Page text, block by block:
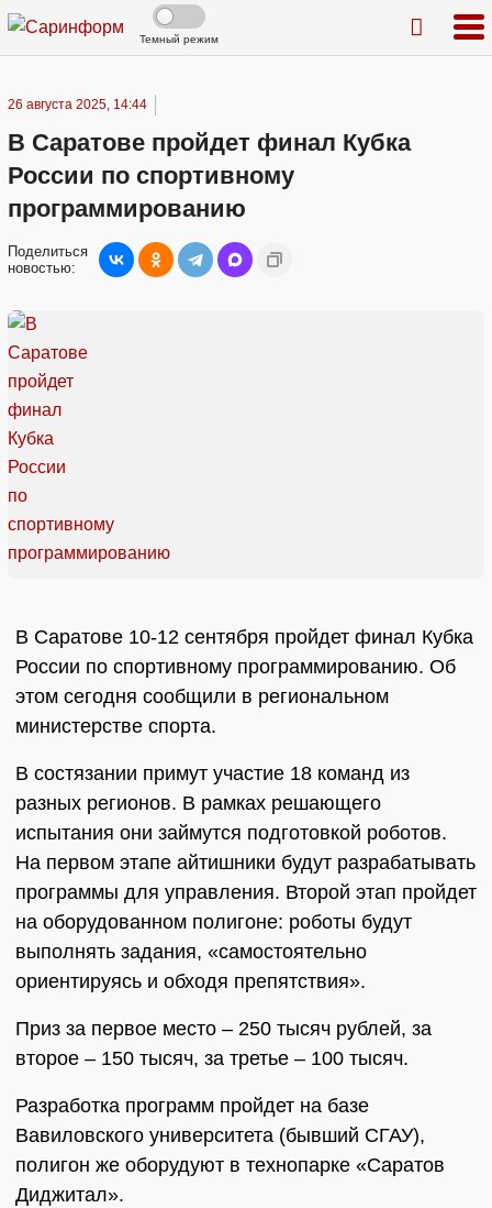
Темный режим
26 августа 2025, 14:44
В Саратове пройдет финал Кубка
России по спортивному
программированию
Поделиться
новостью:
В Саратове 10-12 сентября пройдет финал Кубка
России по спортивному программированию. Об
этом сегодня сообщили в региональном
министерстве спорта.
В состязании примут участие 18 команд из
разных регионов. В рамках решающего
испытания они займутся подготовкой роботов.
На первом этапе айтишники будут разрабатывать
программы для управления. Второй этап пройдет
на оборудованном полигоне: роботы будут
выполнять задания, «самостоятельно
ориентируясь и обходя препятствия».
Приз за первое место – 250 тысяч рублей, за
второе – 150 тысяч, за третье – 100 тысяч.
Разработка программ пройдет на базе
Вавиловского университета (бывший СГАУ),
полигон же оборудуют в технопарке «Саратов
Диджитал».